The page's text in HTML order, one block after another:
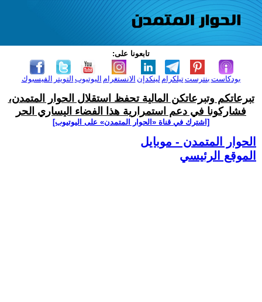
تابعونا على:
الفيسبوك التويتر اليوتيوب الانستغرام لينكدإن تيلكرامبنترست بودكاست
تبرعاتكم وتبرعاتكن المالية تحفظ استقلال الحوار المتمدن،
فشاركونا في دعم استمرارية هذا الفضاء اليساري الحر
[اشترك في قناة ‫«الحوار المتمدن» على اليوتيوب]
الحوار المتمدن - موبايل
الموقع الرئيسي